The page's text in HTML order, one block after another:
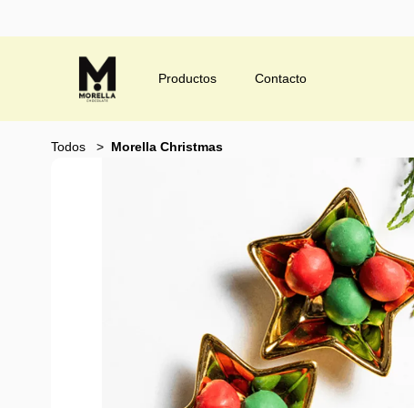
Productos Contacto
Todos Morella Christmas